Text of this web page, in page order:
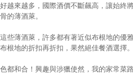
越來越多，國際酒價不斷飆高，讓始
的薄酒萊。
些薄酒萊，許多都有著近似布根地的優
根地的折扣再折扣，果然絕佳餐酒選擇。
都和合！興趣與涉獵使然，我的家常菜